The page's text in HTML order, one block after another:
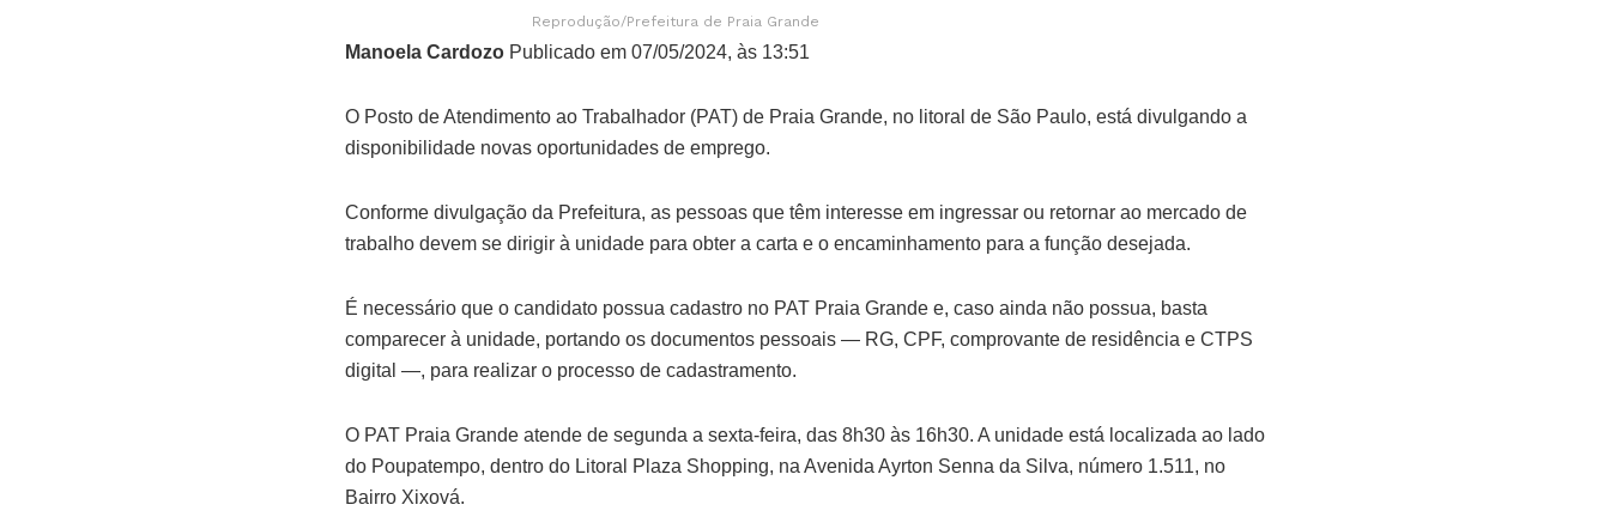
Reprodução/Prefeitura de Praia Grande
Manoela Cardozo Publicado em 07/05/2024, às 13:51
O Posto de Atendimento ao Trabalhador (PAT) de Praia Grande, no litoral de São Paulo, está divulgando a
disponibilidade novas oportunidades de emprego.
Conforme divulgação da Prefeitura, as pessoas que têm interesse em ingressar ou retornar ao mercado de
trabalho devem se dirigir à unidade para obter a carta e o encaminhamento para a função desejada.
É necessário que o candidato possua cadastro no PAT Praia Grande e, caso ainda não possua, basta
comparecer à unidade, portando os documentos pessoais — RG, CPF, comprovante de residência e CTPS
digital —, para realizar o processo de cadastramento.
O PAT Praia Grande atende de segunda a sexta-feira, das 8h30 às 16h30. A unidade está localizada ao lado
do Poupatempo, dentro do Litoral Plaza Shopping, na Avenida Ayrton Senna da Silva, número 1.511, no
Bairro Xixová.